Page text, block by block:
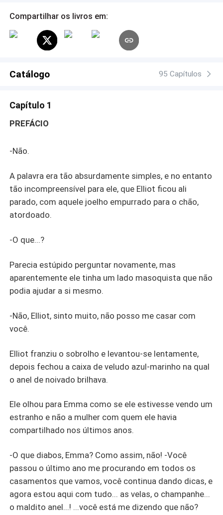
"outra"... não era uma pomba mansa. Ela era uma bomba
capaz de controlar. Ele foi mergulhado na escuridão, e
ela está cheia de demônios. A questão é: quanto tempo
Compartilhar os livros em:
Catálogo 95 Capítulos
Capítulo 1
PREFÁCIO
-Não.
A palavra era tão absurdamente simples, e no entanto
tão incompreensível para ele, que Elliot ficou ali
parado, com aquele joelho empurrado para o chão,
atordoado.
-O que...?
Parecia estúpido perguntar novamente, mas
aparentemente ele tinha um lado masoquista que não
podia ajudar a si mesmo.
-Não, Elliot, sinto muito, não posso me casar com
você.
Elliot franziu o sobrolho e levantou-se lentamente,
depois fechou a caixa de veludo azul-marinho na qual
o anel de noivado brilhava.
Ele olhou para Emma como se ele estivesse vendo um
estranho e não a mulher com quem ele havia
compartilhado nos últimos anos.
-O que diabos, Emma? Como assim, não! -Você
passou o último ano me procurando em todos os
casamentos que vamos, você continua dando dicas, e
agora estou aqui com tudo... as velas, o champanhe...
o maldito anel...! ...você está me dizendo que não?